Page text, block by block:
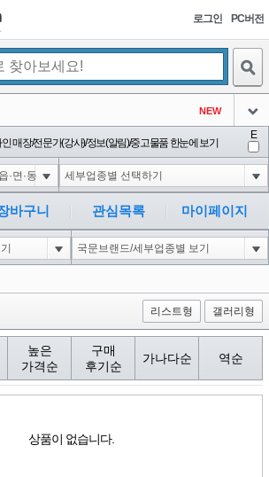
로그인 PC버전
NEW
아이콘
지
아이콘
탕
아이콘
-16
아이콘
0
매장/전문가(강사)/정보(알림)/중고물품 한눈에 보기
E
바구니 관심목록 마이페이지
리스트형 갤러리형
높은
가격순
구매
후기순
가나다순 역순
상품이 없습니다.